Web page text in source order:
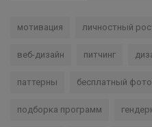
мотивация личностный
веб-дизайн питчинг
паттерны бесплатный
подборка программ